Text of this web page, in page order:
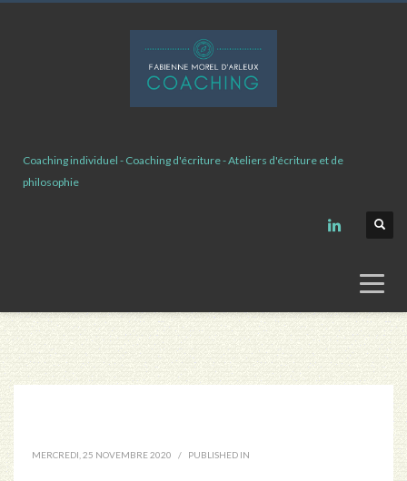
Coaching individuel - Coaching d'écriture - Ateliers d'écriture et de
philosophie
MERCREDI, 25 NOVEMBRE 2020 / PUBLISHED IN